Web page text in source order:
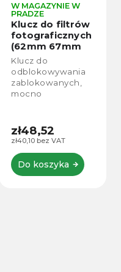
9v1 čistící sada
pro objektivy
W MAGAZYNIE W
PRADZE
zł50,17 bez VAT
Do koszyka
9v1 čisticí sada pro
objektivy, kamery
a další optiku.